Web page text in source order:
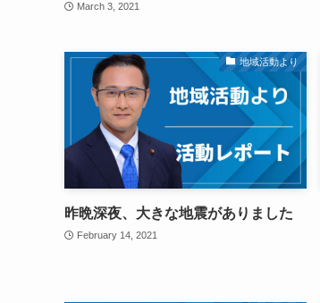
March 3, 2021
地域活動より
昨晩深夜、大きな地震がありました
February 14, 2021